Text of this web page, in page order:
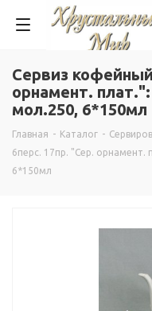
Сервиз
орнамент.
мол.250, 6*150мл
Главная - Каталог -
6перс. 17пр. "Сер. орнамент.
6*150мл